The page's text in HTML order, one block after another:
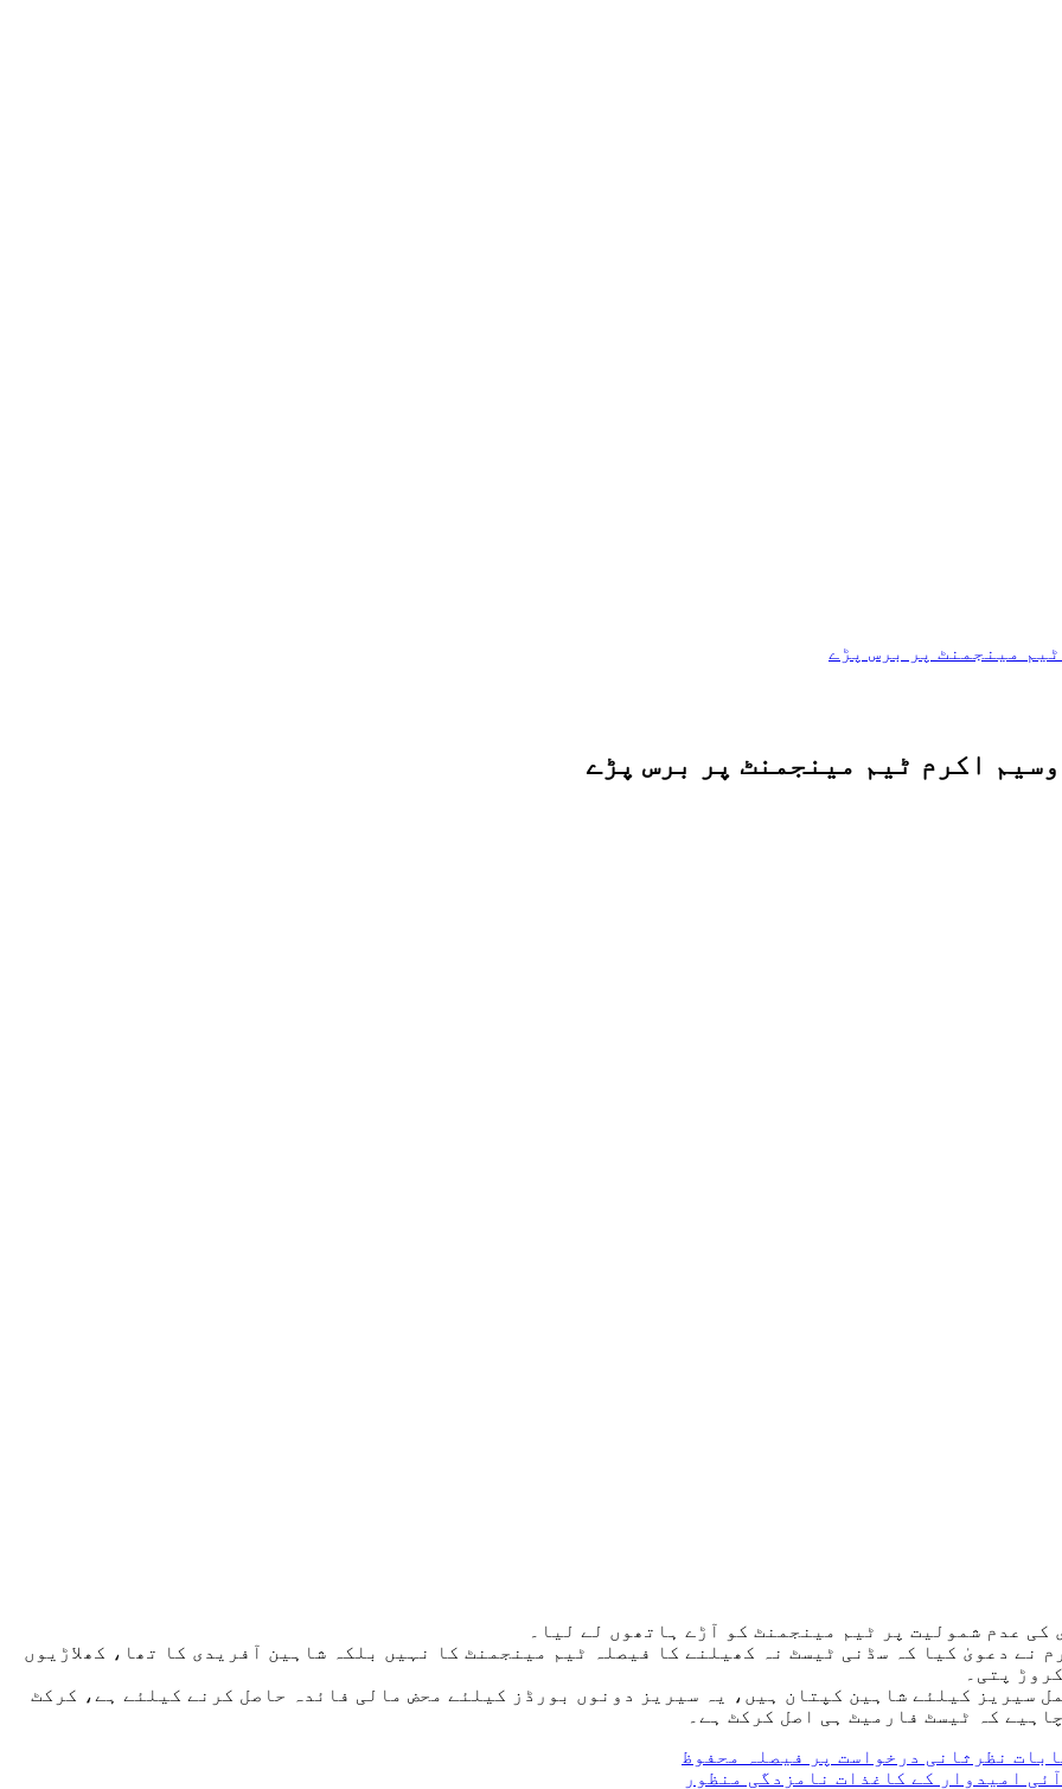
مینجمنٹ پر برس پڑے
اکرم ٹیم مینجمنٹ پر برس پڑے
عدم شمولیت پر ٹیم مینجمنٹ کو آڑے ہاتھوں لے لیا۔
نے دعویٰ کیا کہ سڈنی ٹیسٹ نہ کھیلنے کا فیصلہ ٹیم مینجمنٹ کا نہیں بلکہ شاہین آفریدی کا تھا، کھلاڑیوں
پتی۔
لینڈ کیخلاف 5 ٹی20 میچز پر مشتمل سیریز کیلئے شاہین کپتان ہیں، یہ سیریز دونوں بورڈز کیلئے محض مالی فائدہ حاصل کرنے کیلئے ہے، کرکٹ
کہ ٹیسٹ فارمیٹ ہی اصل کرکٹ ہے۔
نظرثانی درخواست پر فیصلہ محفوظ
امیدوار کے کاغذات نامزدگی منظور